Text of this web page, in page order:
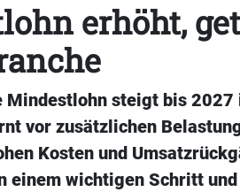
erhöht,
Mindestlohn steigt bis 2027
vor zusätzlichen
Kosten und
einem wichtigen Schritt